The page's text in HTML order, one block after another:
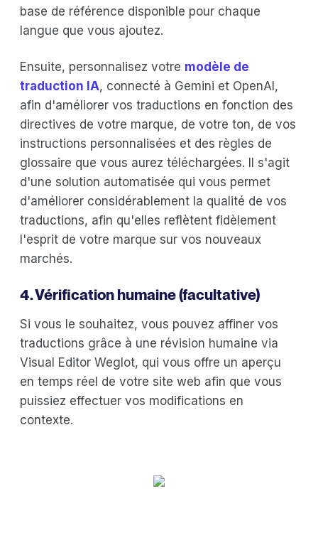
base de référence disponible pour chaque
langue que vous ajoutez.
Ensuite, personnalisez votre modèle de
traduction IA, connecté à Gemini et OpenAI,
afin d'améliorer vos traductions en fonction des
directives de votre marque, de votre ton, de vos
instructions personnalisées et des règles de
glossaire que vous aurez téléchargées. Il s'agit
d'une solution automatisée qui vous permet
d'améliorer considérablement la qualité de vos
traductions, afin qu'elles reflètent fidèlement
l'esprit de votre marque sur vos nouveaux
marchés.
4. Vérification humaine (facultative)
Si vous le souhaitez, vous pouvez affiner vos
traductions grâce à une révision humaine via
Visual Editor Weglot, qui vous offre un aperçu
en temps réel de votre site web afin que vous
puissiez effectuer vos modifications en
contexte.